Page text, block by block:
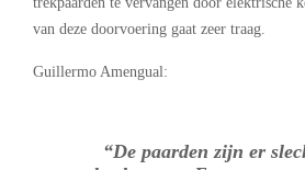
van deze doorvoering gaat zeer traag.
Guillermo Amengual:
“De paarden zijn er